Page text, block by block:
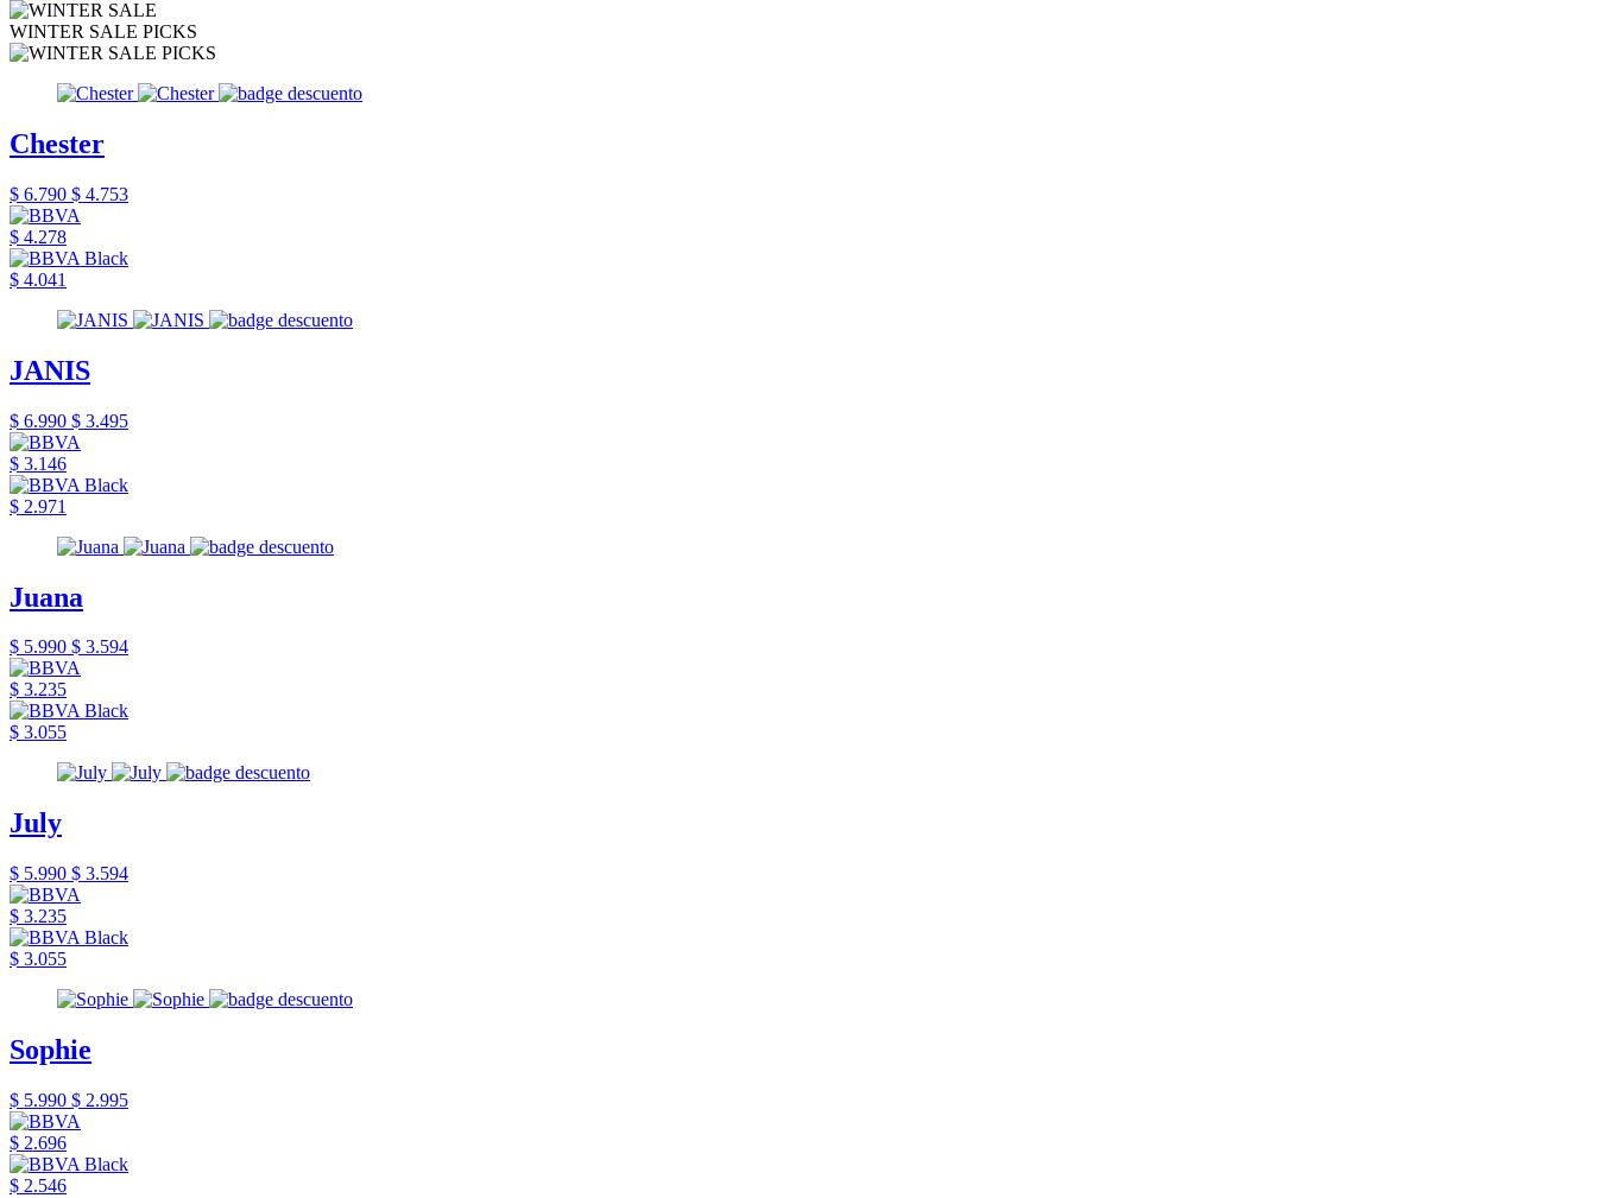
WINTER SALE PICKS
Chester
$ 6.790 $ 4.753
$ 4.278
$ 4.041
JANIS
$ 6.990 $ 3.495
$ 3.146
$ 2.971
Juana
$ 5.990 $ 3.594
$ 3.235
$ 3.055
July
$ 5.990 $ 3.594
$ 3.235
$ 3.055
Sophie
$ 5.990 $ 2.995
$ 2.696
$ 2.546